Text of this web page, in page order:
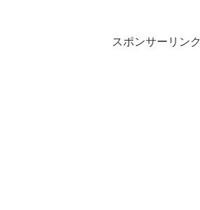
スポンサーリンク